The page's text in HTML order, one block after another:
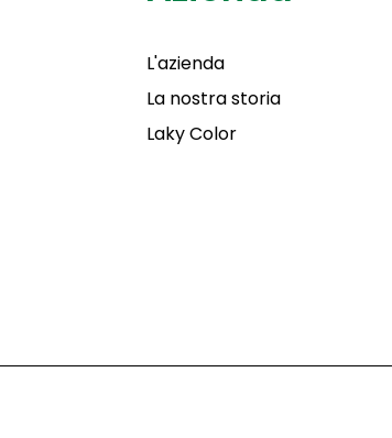
L'azienda
La nostra storia
Laky Color